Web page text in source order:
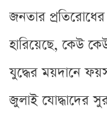
জনতার
হারিয়েছে, কেউ
যুদ্ধের ময়দানে
জুলাই যোদ্ধাদের